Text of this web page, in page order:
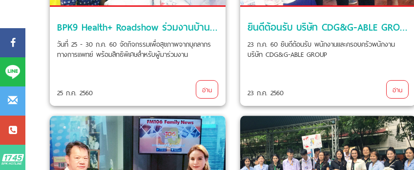
BPK9 Health+ Roadshow ร่วมงานบ้านและสวนแฟร์ Mid Year 2017
วันที่ 25 - 30 ก.ค. 60 จัดกิจกรรมเพื่อสุขภาพจากบุคลากร
ทางการแพทย์ พร้อมสิทธิพิเศษสำหรับผู้มาร่วมงาน
25 ก.ค. 2560 อ่าน
ยินดีต้อนรับ บริษัท CDG&G-ABLE GROUP ตรวจสุขภาพ
23 ก.ค. 60 ยินดีต้อนรับ พนักงานและครอบครัวพนักงาน
บริษัท CDG&G-ABLE GROUP
23 ก.ค. 2560 อ่าน